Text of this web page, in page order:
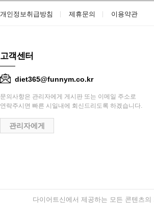
개인정보취급방침 제휴문의 이용약관
고객센터
diet365@funnym.co.kr
문의사항은 관리자에게 게시판 또는 이메일 주소로
연락주시면 빠른 시일내에 회신드리도록 하겠습니다.
관리자에게
다이어트신에서 제공하는 모든 콘텐츠